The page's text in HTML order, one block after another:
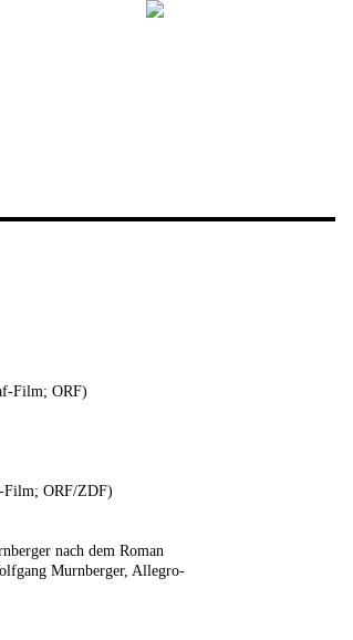
Film; ORF)
Film; ORF/ZDF)
nach dem Roman
Murnberger, Allegro-